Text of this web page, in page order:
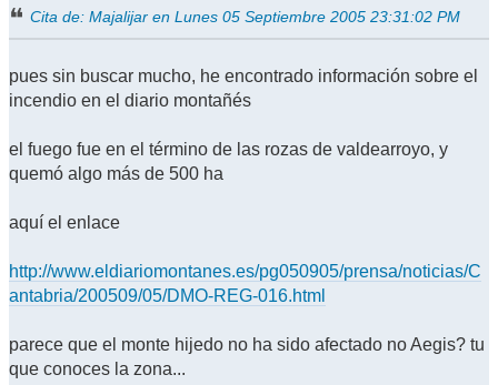
Cita de: Majalijar en Lunes 05 Septiembre 2005 23:31:02 PM
pues sin buscar mucho, he encontrado información sobre el
incendio en el diario montañés
el fuego fue en el término de las rozas de valdearroyo, y
quemó algo más de 500 ha
aquí el enlace
http://www.eldiariomontanes.es/pg050905/prensa/noticias/C
antabria/200509/05/DMO-REG-016.html
parece que el monte hijedo no ha sido afectado no Aegis? tu
que conoces la zona...